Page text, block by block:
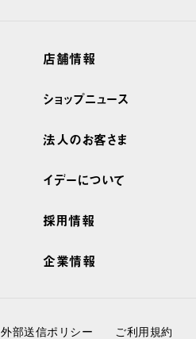
店舗情報
ショップニュース
法人のお客さま
イデーについて
採用情報
企業情報
外部送信ポリシー ご利用規約